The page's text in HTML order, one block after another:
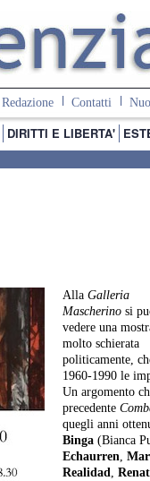
Redazione Contatti
DIRITTI E LIBERTA'
Alla Galleria
Mascherino si
vedere una
molto schierata
politicamente,
1960-1990 le
Un argomento
precedente
quegli anni
Binga (Bianca
Echaurren,
Realidad,